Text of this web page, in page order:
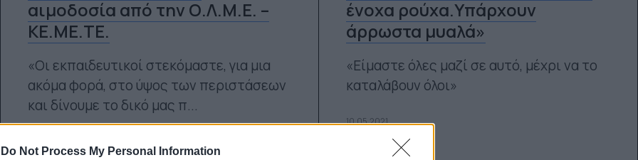
Do Not Process My Personal Information
αιμοδοσία από την Ο.Λ.Μ.Ε. –
ΚΕ.ΜΕ.ΤΕ.
«Oι εκπαιδευτικοί στεκόμαστε, για μια
ακόμα φορά, στο ύψος των περιστάσεων
και δίνουμε το δικό μας π...
ένοχα ρούχα.Υπάρχουν
άρρωστα μυαλά»
«Είμαστε όλες μαζί σε αυτό, μέχρι να το
καταλάβουν όλοι»
10.05.2021